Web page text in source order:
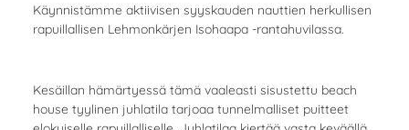
Käynnistämme aktiivisen syyskauden nauttien herkullisen
rapuillallisen Lehmonkärjen Isohaapa -rantahuvilassa.
Kesäillan hämärtyessä tämä vaaleasti sisustettu beach
house tyylinen juhlatila tarjoaa tunnelmalliset puitteet